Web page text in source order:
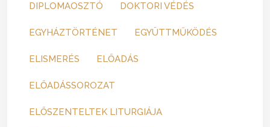
DIPLOMAOSZTÓ DOKTORI VÉDÉS
EGYHÁZTÖRTÉNET EGYÜTTMŰKÖDÉS
ELISMERÉS ELŐADÁS
ELŐADÁSSOROZAT
ELŐSZENTELTEK LITURGIÁJA